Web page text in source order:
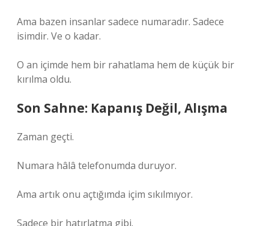
Ama bazen insanlar sadece numaradır. Sadece
isimdir. Ve o kadar.
O an içimde hem bir rahatlama hem de küçük bir
kırılma oldu.
Son Sahne: Kapanış Değil, Alışma
Zaman geçti.
Numara hâlâ telefonumda duruyor.
Ama artık onu açtığımda içim sıkılmıyor.
Sadece bir hatırlatma gibi.